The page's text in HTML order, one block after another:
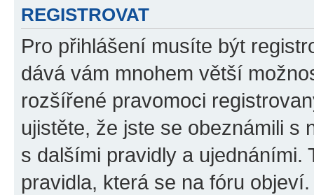
REGISTROVAT
Pro přihlášení musíte být
dává vám mnohem větší
rozšířené pravomoci
ujistěte, že jste se obeznámili s
s dalšími pravidly a ujednáními.
pravidla, která se na fóru objeví.